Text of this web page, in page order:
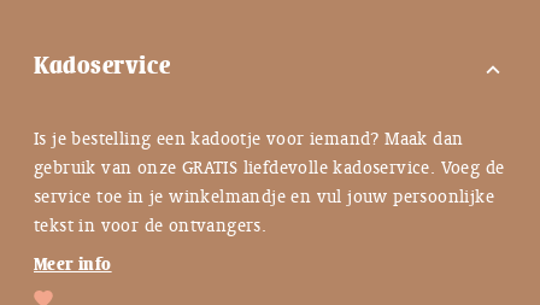
Kadoservice expand_more
Is je bestelling een kadootje voor iemand? Maak dan
gebruik van onze GRATIS liefdevolle kadoservice. Voeg de
service toe in je winkelmandje en vul jouw persoonlijke
tekst in voor de ontvangers.
Meer info